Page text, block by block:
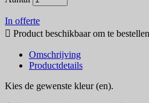
In offerte
 Product beschikbaar om te bestellen
Omschrijving
Productdetails
Kies de gewenste kleur (en).